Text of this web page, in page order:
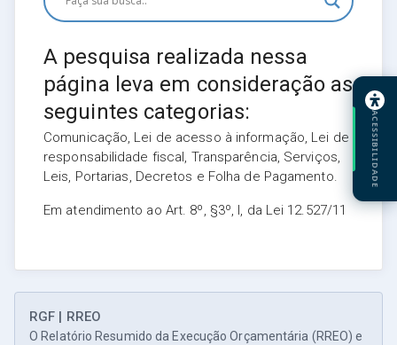
A pesquisa realizada nessa
página leva em consideração as
seguintes categorias:
Comunicação, Lei de acesso à informação, Lei de
responsabilidade fiscal, Transparência, Serviços,
Leis, Portarias, Decretos e Folha de Pagamento.
Em atendimento ao Art. 8º, §3º, I, da Lei 12.527/11
RGF | RREO
O Relatório Resumido da Execução Orçamentária (RREO) e
ACESSIBILIDADE